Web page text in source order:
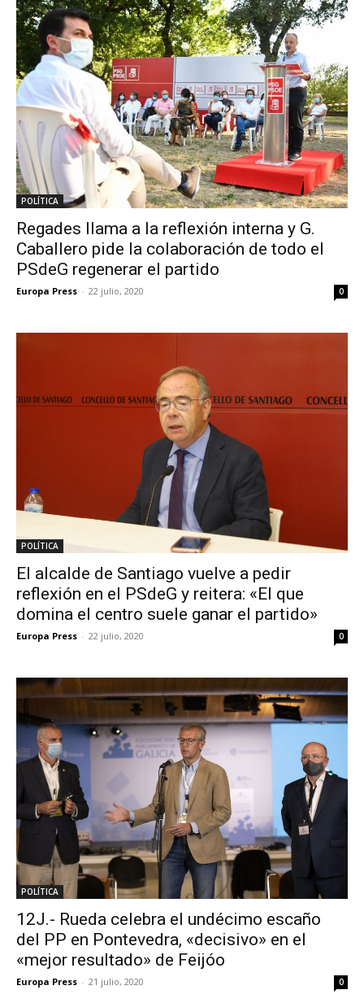
POLÍTICA
Regades llama a la reflexión interna y G.
Caballero pide la colaboración de todo el
PSdeG regenerar el partido
Europa Press - 22 julio, 2020 0
POLÍTICA
El alcalde de Santiago vuelve a pedir
reflexión en el PSdeG y reitera: «El que
domina el centro suele ganar el partido»
Europa Press - 22 julio, 2020 0
POLÍTICA
12J.- Rueda celebra el undécimo escaño
del PP en Pontevedra, «decisivo» en el
«mejor resultado» de Feijóo
Europa Press - 21 julio, 2020 0